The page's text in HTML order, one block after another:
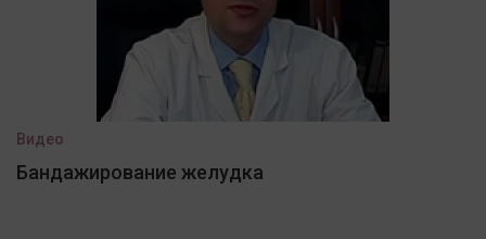
Видео
Бандажирование желудка